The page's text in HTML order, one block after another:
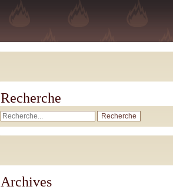
Recherche
Archives